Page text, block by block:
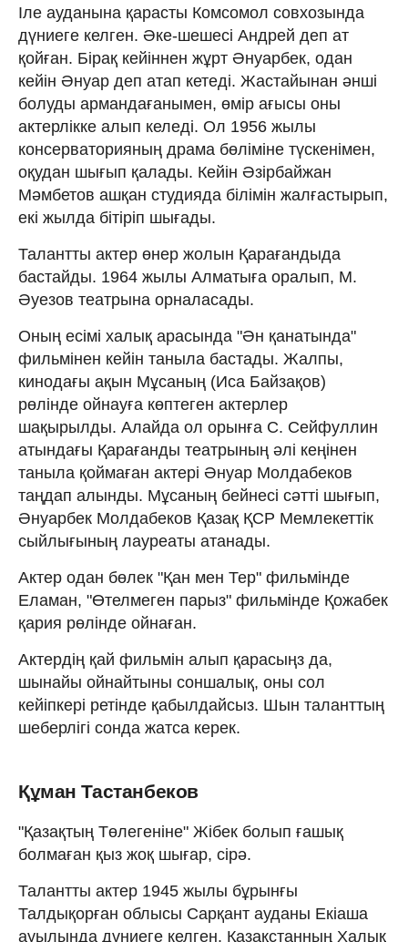
Іле ауданына қарасты Комсомол совхозында
дүниеге келген. Әке-шешесі Андрей деп ат
қойған. Бірақ кейіннен жұрт Әнуарбек, одан
кейін Әнуар деп атап кетеді. Жастайынан әнші
болуды армандағанымен, өмір ағысы оны
актерлікке алып келеді. Ол 1956 жылы
консерваторияның драма бөліміне түскенімен,
оқудан шығып қалады. Кейін Әзірбайжан
Мәмбетов ашқан студияда білімін жалғастырып,
екі жылда бітіріп шығады.
Талантты актер өнер жолын Қарағандыда
бастайды. 1964 жылы Алматыға оралып, М.
Әуезов театрына орналасады.
Оның есімі халық арасында "Ән қанатында"
фильмінен кейін таныла бастады. Жалпы,
кинодағы ақын Мұсаның (Иса Байзақов)
рөлінде ойнауға көптеген актерлер
шақырылды. Алайда ол орынға С. Сейфуллин
атындағы Қарағанды театрының әлі кеңінен
таныла қоймаған актері Әнуар Молдабеков
таңдап алынды. Мұсаның бейнесі сәтті шығып,
Әнуарбек Молдабеков Қазақ ҚСР Мемлекеттік
сыйлығының лауреаты атанады.
Актер одан бөлек "Қан мен Тер" фильмінде
Еламан, "Өтелмеген парыз" фильмінде Қожабек
қария рөлінде ойнаған.
Актердің қай фильмін алып қарасыңз да,
шынайы ойнайтыны соншалық, оны сол
кейіпкері ретінде қабылдайсыз. Шын таланттың
шеберлігі сонда жатса керек.
Құман Тастанбеков
"Қазақтың Төлегеніне" Жібек болып ғашық
болмаған қыз жоқ шығар, сірә.
Талантты актер 1945 жылы бұрынғы
Талдықорған облысы Сарқант ауданы Екіаша
ауылында дүниеге келген. Қазақстанның Халық